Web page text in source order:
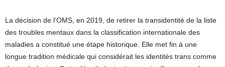
La décision de l’OMS, en 2019, de retirer la transidentité de la liste
des troubles mentaux dans la classification internationale des
maladies a constitué une étape historique. Elle met fin à une
longue tradition médicale qui considérait les identités trans comme